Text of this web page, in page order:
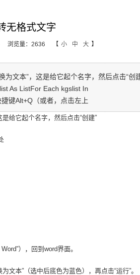
无格式文字
浏览量：2636 【 小 中 大 】
文本”，这是给它起个名字，然后点击“创
As ListFor Each kgslist In
键Alt+Q（或者，点击左上
给它起个名字，然后点击“创建”
），回到word界面。
本”（选中后底色为蓝色），再点击“运行”。